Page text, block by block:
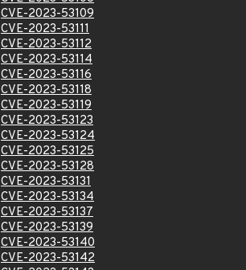
CVE-2023-53109
CVE-2023-53111
CVE-2023-53112
CVE-2023-53114
CVE-2023-53116
CVE-2023-53118
CVE-2023-53119
CVE-2023-53123
CVE-2023-53124
CVE-2023-53125
CVE-2023-53128
CVE-2023-53131
CVE-2023-53134
CVE-2023-53137
CVE-2023-53139
CVE-2023-53140
CVE-2023-53142